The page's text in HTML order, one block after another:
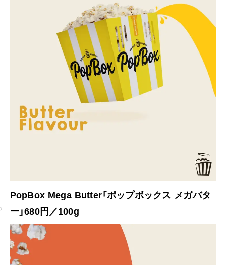
PopBox Mega Butter「ポップボックス メガバタ
ー」680円／100g